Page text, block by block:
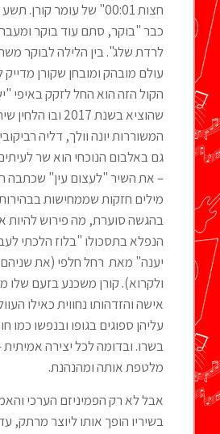
חצות 00:01" של עומר
כבר "בוקר, סתם עוד בוקר
לרדת שלג". בין הלילה לבוקר
עולם מובהק ומובחן שקורן
הקול הזה הוא החל לזקק באיפי
שהוציא בשנת 2017 ובו
המשוררות יונה וולך, דליה
גם באלבום הנוכחי הוא שר
– את השיר "לעצום עין" שכתבה
מילים חזקות שממחישות
בהגשה סוערת, מה פירוש להיות
הנפלא בתסכולו "בלוז הלכתי
יענה" מאת רחל חלפי (את
ולקרוא). קורן משכנע בזעם
אישה והזדהותו נחווית כאילו
עליהן ספוגים בגופו ובנפשו כמו
בשרו. ובדומה לכל יצירה אמיתית
מלטפת אותה ומהנהנת.
אבל לא רק הפמיניזם הערכי
בשיריו הופך אותו ליוצר מרתק,